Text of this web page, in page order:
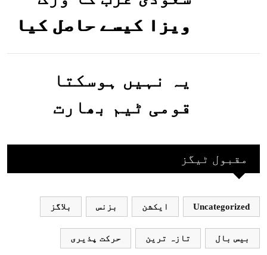
ویزا کیسے حاصل کیا
جاسکتا ہے؟جانیے
یہ نہیں ہوسکتا
قومی ٹیم بھارت
بھارتی ٹیم پاکستانمقبول ٹیگز
Uncategorized ایکشن بزنس بلاگز
بیس بال تازہ ترین حرکت پذیری